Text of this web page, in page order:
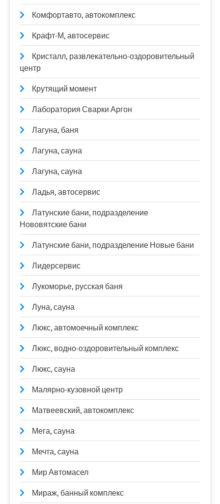
Комфортавто, автокомплекс
Крафт-М, автосервис
Кристалл, развлекательно-оздоровительный
центр
Крутящий момент
Лаборатория Сварки Аргон
Лагуна, баня
Лагуна, сауна
Лагуна, сауна
Ладья, автосервис
Латунские бани, подразделение
Нововятские бани
Латунские бани, подразделение Новые бани
Лидерсервис
Лукоморье, русская баня
Луна, сауна
Люкс, автомоечный комплекс
Люкс, водно-оздоровительный комплекс
Люкс, сауна
Малярно-кузовной центр
Матвеевский, автокомплекс
Мега, сауна
Мечта, сауна
Мир Автомасел
Мираж, банный комплекс